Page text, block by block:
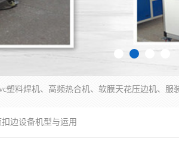
边设备机型与运用